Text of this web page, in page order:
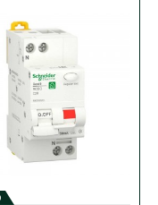
Resi9.
1 защищенным по..